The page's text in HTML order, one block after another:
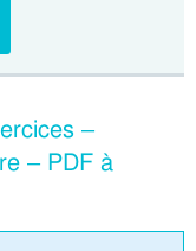
–
– PDF à